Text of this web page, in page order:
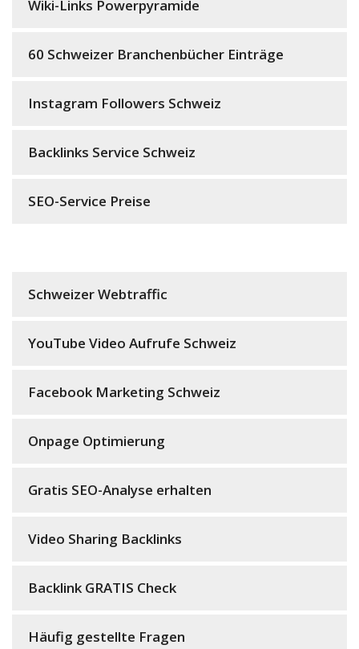
Wiki-Links Powerpyramide
60 Schweizer Branchenbücher Einträge
Instagram Followers Schweiz
Backlinks Service Schweiz
SEO-Service Preise
Schweizer Webtraffic
YouTube Video Aufrufe Schweiz
Facebook Marketing Schweiz
Onpage Optimierung
Gratis SEO-Analyse erhalten
Video Sharing Backlinks
Backlink GRATIS Check
Häufig gestellte Fragen